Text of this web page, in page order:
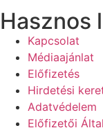
Hasznos
Kapcsolat
Médiaajánlat
Előfizetés
Hirdetési
Adatvédelem
Előfizetői